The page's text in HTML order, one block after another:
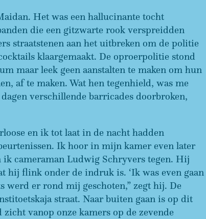
Het was een hallucinante tocht
die een gitzwarte rook verspreidden
straatstenen aan het uitbreken om de politie
klaargemaakt. De oproerpolitie stond
maar leek geen aanstalten te maken om hun
af te maken. Wat hen tegenhield, was me
verschillende barricades doorbroken,
en ik tot laat in de nacht hadden
Ik hoor in mijn kamer even later
ik cameraman Ludwig Schryvers tegen. Hij
hij flink onder de indruk is. ‘Ik was even gaan
werd er rond mij geschoten,” zegt hij. De
straat. Naar buiten gaan is op dit
vanop onze kamers op de zevende